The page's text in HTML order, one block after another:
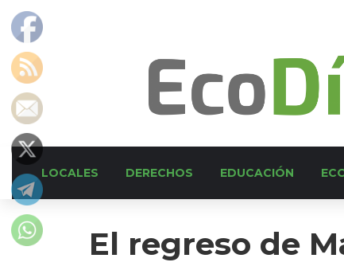
LOCALES DERECHOS EDUCACIÓN
El regreso de